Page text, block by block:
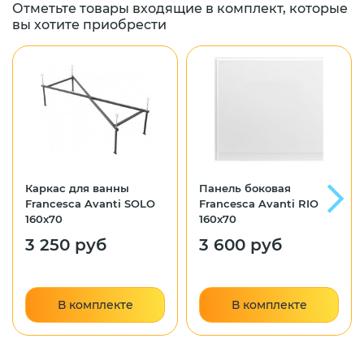
Отметьте товары входящие в комплект, которые
вы хотите приобрести
Каркас для ванны
Francesca Avanti SOLO
160x70
3 250 руб
В комплекте
Панель боковая
Francesca Avanti RIO
160x70
3 600 руб
В комплекте